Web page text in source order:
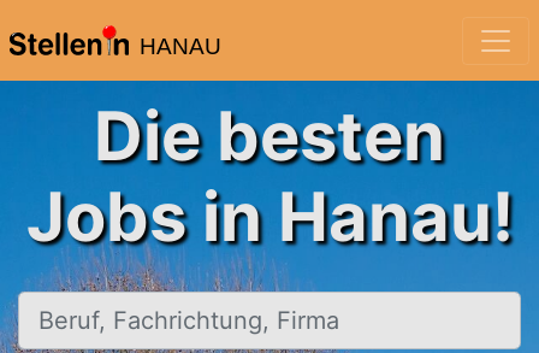
HANAU
Die besten
Jobs in Hanau!
Beruf, Fachrichtung, Firma